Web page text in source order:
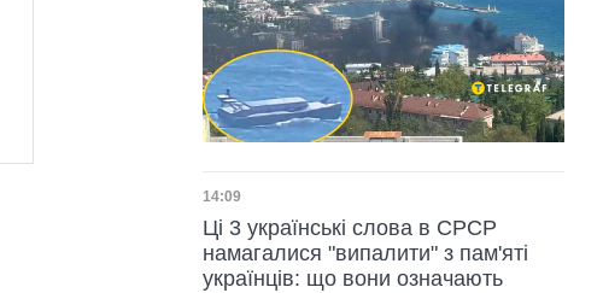
Дата публікації
14:09
Ці 3 українські слова в СРСР
намагалися "випалити" з пам'яті
українців: що вони означають